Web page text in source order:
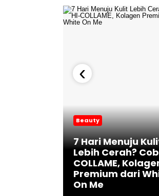
Beauty
7 Hari Menuju
Lebih Cerah?
COLLAME,
Premium dari
On Me
‹